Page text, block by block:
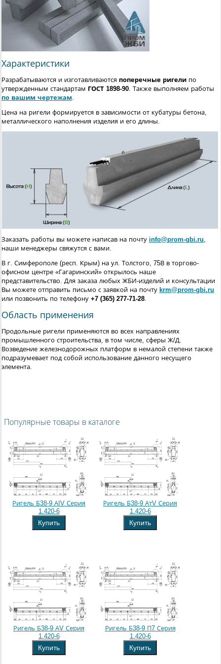
Характеристики
Разрабатываются и изготавливаются поперечные ригели по
утвержденным стандартам ГОСТ 1898-90. Также выполняем работы
по вашим чертежам.
Цена на ригели формируется в зависимости от кубатуры бетона,
металлического наполнения изделия и его длины.
Заказать работы вы можете написав на почту info@prom-gbi.ru,
наши менеджеры свяжутся с вами.
В г. Симферополе (респ. Крым) на ул. Толстого, 75В в торгово-
офисном центре «Гагаринский» открылось наше
представительство. Для заказа любых ЖБИ-изделий и консультации
Вы можете отправить письмо с заявкой на почту krm@prom-gbi.ru
или позвонить по телефону +7 (365) 277-71-28.
Область применения
Продольные ригели применяются во всех направлениях
промышленного строительства, в том числе, сферы Ж/Д.
Возведение железнодорожных платформ в немалой степени также
подразумевает под собой использование данного несущего
элемента.
Популярные товары в каталоге
Ригель Б38-9 АIV Серия
1.420-6
Купить
Ригель Б38-9 АтV Серия
1.420-6
Купить
Ригель Б38-9 АV Серия
1.420-6
Купить
Ригель Б38-9 П7 Серия
1.420-6
Купить